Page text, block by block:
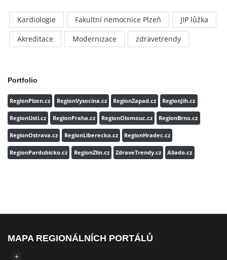
Kardiologie Fakultní nemocnice Plzeň
JIP lůžka
Akreditace
Modernizace zdravetrendy
Portfolio
RegionPlzen.cz RegionVysocina.cz RegionZapad.cz RegionJih.cz
RegionUsti.cz RegionPraha.cz RegionOlomouc.cz RegionBrno.cz
RegionOstrava.cz RegionLiberecko.cz RegionHradec.cz
RegionPardubicko.cz RegionZlin.cz ZdraveTrendy.cz Aliado.cz
MAPA REGIONÁLNÍCH PORTÁLŮ
+